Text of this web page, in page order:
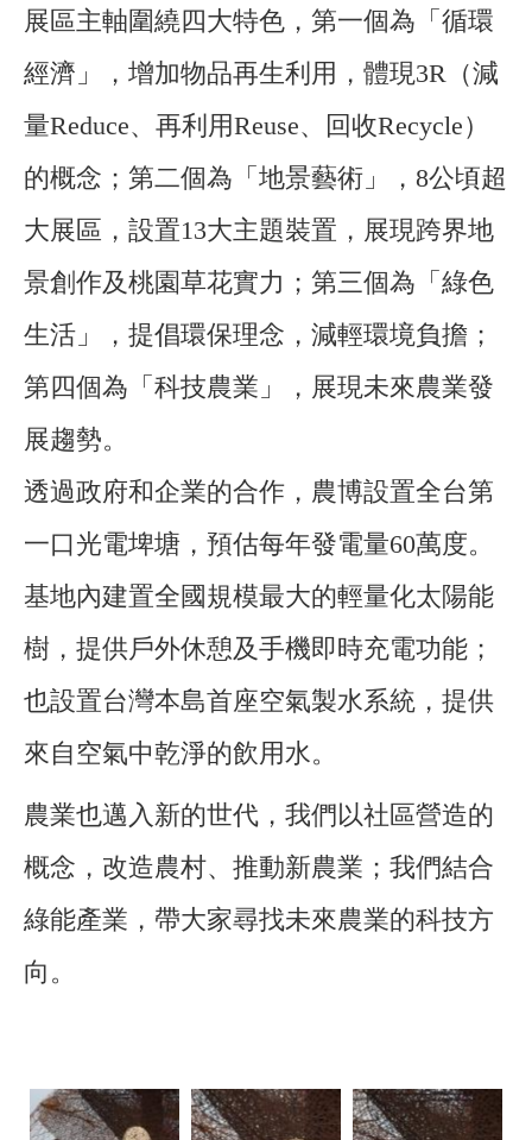
展區主軸圍繞四大特色，第一個為「循環
經濟」，增加物品再生利用，體現3R（減
量Reduce、再利用Reuse、回收Recycle）
的概念；第二個為「地景藝術」，8公頃超
大展區，設置13大主題裝置，展現跨界地
景創作及桃園草花實力；第三個為「綠色
生活」，提倡環保理念，減輕環境負擔；
第四個為「科技農業」，展現未來農業發
展趨勢。
透過政府和企業的合作，農博設置全台第
一口光電埤塘，預估每年發電量60萬度。
基地內建置全國規模最大的輕量化太陽能
樹，提供戶外休憩及手機即時充電功能；
也設置台灣本島首座空氣製水系統，提供
來自空氣中乾淨的飲用水。
農業也邁入新的世代，我們以社區營造的
概念，改造農村、推動新農業；我們結合
綠能產業，帶大家尋找未來農業的科技方
向。